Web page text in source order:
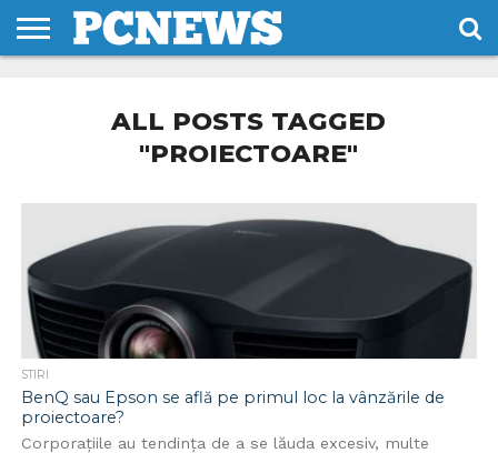
ALL POSTS TAGGED
"PROIECTOARE"
STIRI
BenQ sau Epson se află pe primul loc la vânzările de
proiectoare?
Corporațiile au tendința de a se lăuda excesiv, multe